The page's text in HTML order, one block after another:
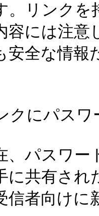
。リンク
容には注
安全な情
にパスワ
、パスワ
に共有さ
信者向け